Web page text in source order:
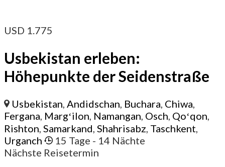
USD 1.775
Usbekistan erleben:
Höhepunkte der Seidenstraße
Usbekistan,Andidschan, Buchara, Chiwa,
Fergana, Margʻilon, Namangan, Osch, Qoʻqon,
Rishton, Samarkand, Shahrisabz, Taschkent,
Urganch
15 Tage - 14 Nächte
Nächste Reisetermin